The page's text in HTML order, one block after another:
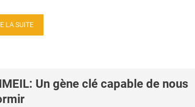
LA SUITE
Un gène clé capable de nous